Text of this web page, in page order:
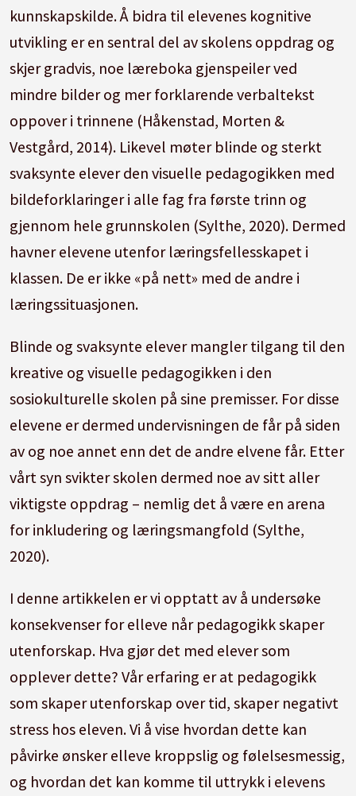
kunnskapskilde.Å bidra til elevenes kognitive
utvikling er en sentral del av skolens oppdrag og
skjer gradvis, noe læreboka gjenspeiler ved
mindre bilder og mer forklarende verbaltekst
oppover i trinnene (Håkenstad, Morten &
Vestgård, 2014). Likevel møter blinde og sterkt
svaksynte elever den visuelle pedagogikken med
bildeforklaringer i alle fag fra første trinn og
gjennom hele grunnskolen (Sylthe, 2020). Dermed
havner elevene utenfor læringsfellesskapet i
klassen. De er ikke «på nett» med de andre i
læringssituasjonen.
Blinde og svaksynte elever mangler tilgang til den
kreative og visuelle pedagogikken i den
sosiokulturelle skolen på sine premisser. For disse
elevene er dermed undervisningen de får på siden
av og noe annet enn det de andre elvene får. Etter
vårt syn svikter skolen dermed noe av sitt aller
viktigste oppdrag – nemlig det å være en arena
for inkludering og læringsmangfold (Sylthe,
2020).
I denne artikkelen er vi opptatt av å undersøke
konsekvenser for elleve når pedagogikk skaper
utenforskap. Hva gjør det med elever som
opplever dette?Vår erfaring er at pedagogikk
som skaper utenforskap over tid, skaper negativt
stress hos eleven.Vi å vise hvordan dette kan
påvirke ønsker elleve kroppslig og følelsesmessig,
og hvordan det kan komme til uttrykk i elevens